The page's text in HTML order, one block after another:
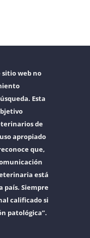
web no
Esta
de
apropiado
que,
está
país. Siempre
calificado si
patológica”.